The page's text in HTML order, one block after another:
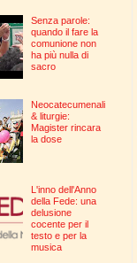
Senza parole:
quando il fare la
comunione non
ha più nulla di
sacro
Neocatecumenali
& liturgie:
Magister rincara
la dose
L'inno dell'Anno
della Fede: una
delusione
cocente per il
testo e per la
musica